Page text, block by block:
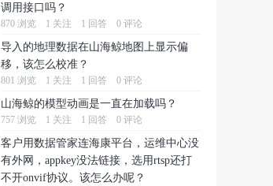
调用接口吗？
870 浏览 1 关注 1 回答 0 评论
导入的地理数据在山海鲸地图上显示偏
移，该怎么校准？
801 浏览 1 关注 1 回答 0 评论
山海鲸的模型动画是一直在加载吗？
757 浏览 1 关注 1 回答 0 评论
客户用数据管家连海康平台，运维中心没
有外网，appkey没法链接，选用rtsp还打
不开onvif协议。该怎么办呢？